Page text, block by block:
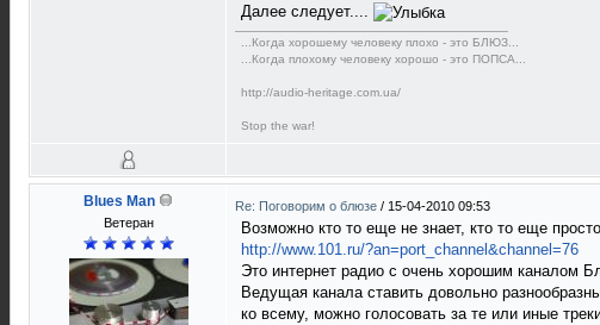
Далее следует....
...Когда хорошему человеку плохо - это БЛЮЗ...
...Когда плохому человеку хорошо - это ПОПСА...
http://audio-heritage.com.ua/
Stop the war!
Blues Man
Ветеран
Re: Поговорим о блюзе / 15-04-2010 09:53
Возможно кто то еще не знает, кто то еще
http://www.101.ru/?an=port_channel&channel=76
Это интернет радио с очень хорошим каналом
Ведущая канала ставить довольно
ко всему, можно голосовать за те или иные